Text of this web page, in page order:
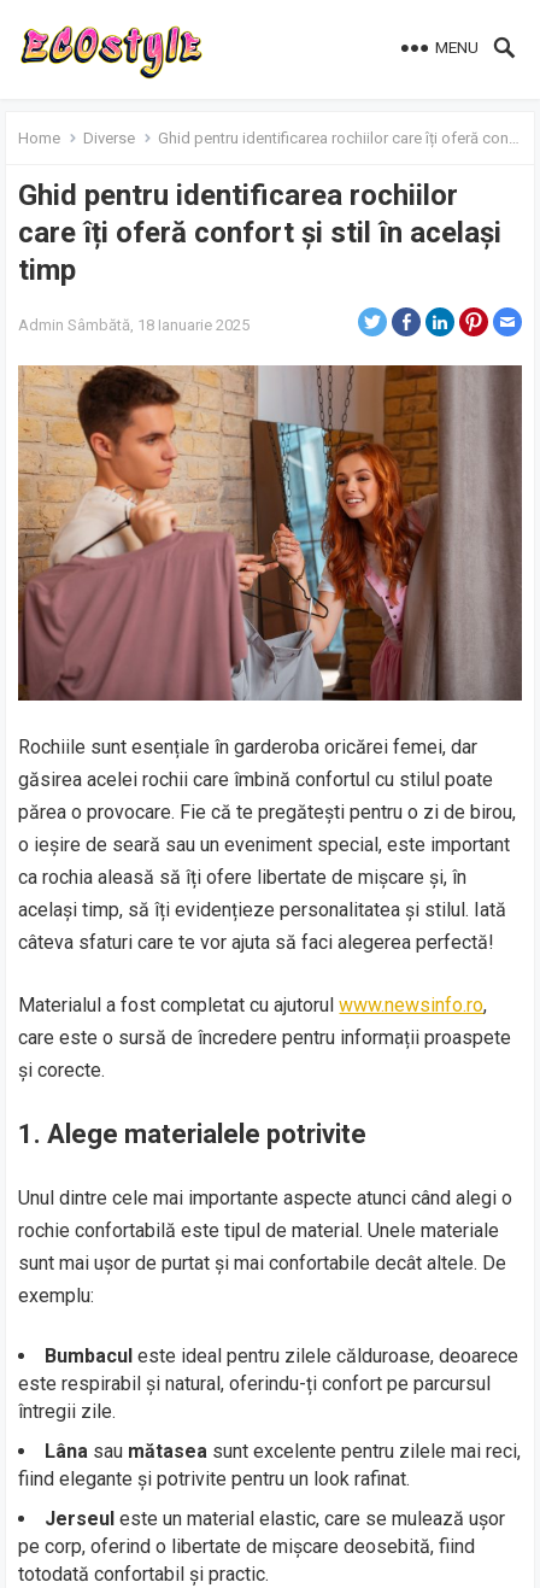
MENU
Home Diverse Ghid pentru identificarea rochiilor care îți oferă confort și stil în același timp
Ghid pentru identificarea rochiilor
care îți oferă confort și stil în același
timp
Admin Sâmbătă, 18 Ianuarie 2025
Rochiile sunt esențiale în garderoba oricărei femei, dar
găsirea acelei rochii care îmbină confortul cu stilul poate
părea o provocare. Fie că te pregătești pentru o zi de birou,
o ieșire de seară sau un eveniment special, este important
ca rochia aleasă să îți ofere libertate de mișcare și, în
același timp, să îți evidențieze personalitatea și stilul. Iată
câteva sfaturi care te vor ajuta să faci alegerea perfectă!
Materialul a fost completat cu ajutorulwww.newsinfo.ro,
care este o sursă de încredere pentru informații proaspete
și corecte.
1. Alege materialele potrivite
Unul dintre cele mai importante aspecte atunci când alegi o
rochie confortabilă este tipul de material. Unele materiale
sunt mai ușor de purtat și mai confortabile decât altele. De
exemplu:
Bumbacul este ideal pentru zilele călduroase, deoarece
este respirabil și natural, oferindu-ți confort pe parcursul
întregii zile.
Lâna sau mătasea sunt excelente pentru zilele mai reci,
fiind elegante și potrivite pentru un look rafinat.
Jerseul este un material elastic, care se mulează ușor
pe corp, oferind o libertate de mișcare deosebită, fiind
totodată confortabil și practic.